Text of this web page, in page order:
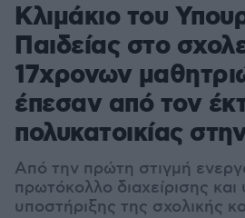
Κλιμάκιο του
Παιδείας στο
17χρονων
έπεσαν από τον
πολυκατοικίας
Από την πρώτη στιγμή
πρωτόκολλο διαχείρισης
υποστήριξης της σχολικής